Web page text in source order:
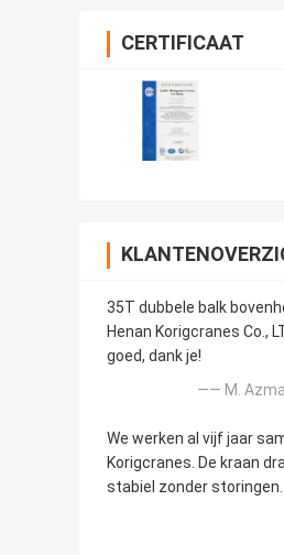
CERTIFICAAT
35T dubbele balk
Henan Korigcranes Co.,
goed, dank je!
—— M.
We werken al vijf jaar
Korigcranes. De kraan
stabiel zonder storingen.